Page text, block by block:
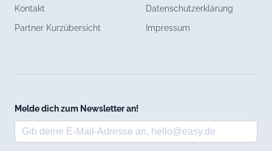
Kontakt
Partner Kurzübersicht
Datenschutzerklärung
Impressum
Melde dich zum Newsletter an!